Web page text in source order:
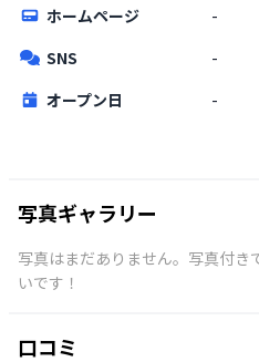
ホームページ
-
SNS
-
オープン日
-
写真ギャラリー
写真はまだありません。写真付き
いです！
口コミ